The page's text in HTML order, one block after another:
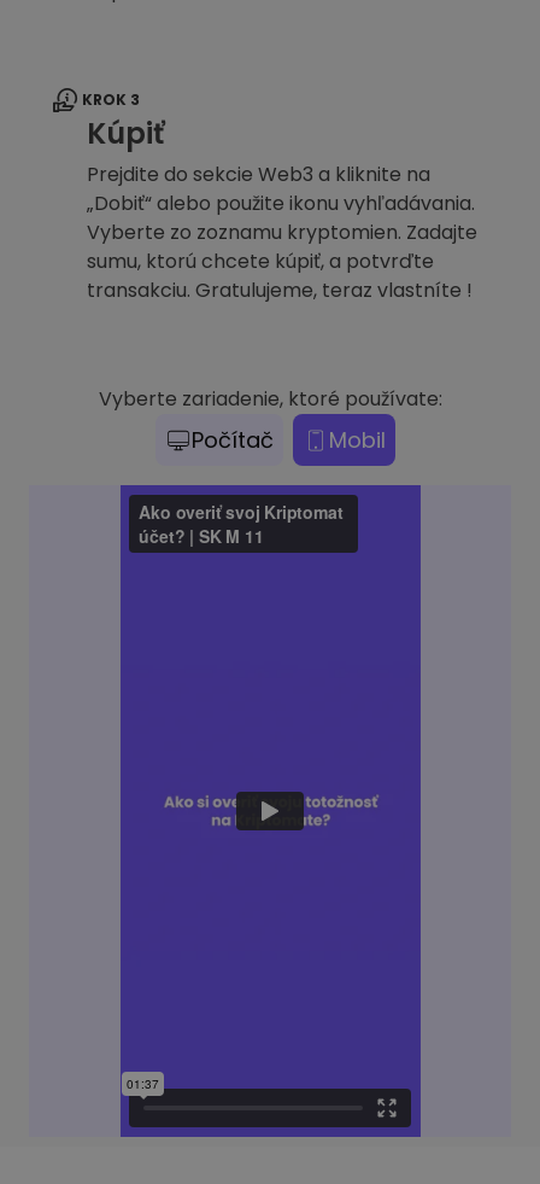
KROK 3
Kúpiť
Prejdite do sekcie Web3 a kliknite na
„Dobiť“ alebo použite ikonu vyhľadávania.
Vyberte zo zoznamu kryptomien. Zadajte
sumu, ktorú chcete kúpiť, a potvrďte
transakciu. Gratulujeme, teraz vlastníte !
Vyberte zariadenie, ktoré používate:
Počítač Mobil